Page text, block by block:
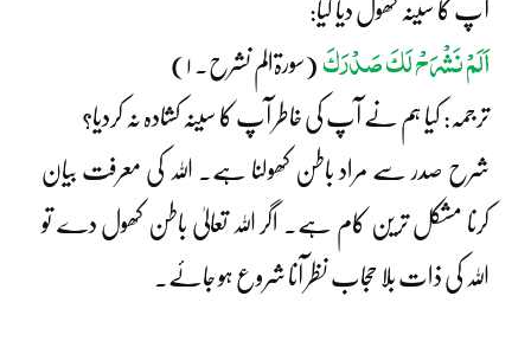
آپ کا سینہ کھول دیا گیا:
اَلَمْ نَشْرَحْ لَکَ صَدْرَکَ (سورۃالم نشرح۔ ۱)
ترجمہ: کیا ہم نے آپ کی خاطر آپ کا سینہ کشادہ نہ کردیا؟
شرح صدر سے مراد باطن کھولنا ہے۔ اللہ کی معرفت بیان
کرنا مشکل ترین کام ہے۔ اگر اللہ تعالیٰ باطن کھول دے تو
اللہ کی ذات بلا حجاب نظر آنا شروع ہو جائے۔